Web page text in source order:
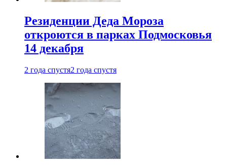
Резиденции Деда Мороза
откроются в парках Подмосковья
14 декабря
2 года спустя2 года спустя